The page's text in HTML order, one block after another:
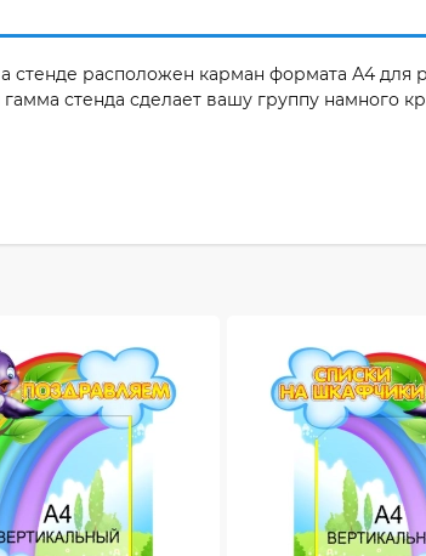
стенде расположен карман формата А4 для
стенда сделает вашу группу намного